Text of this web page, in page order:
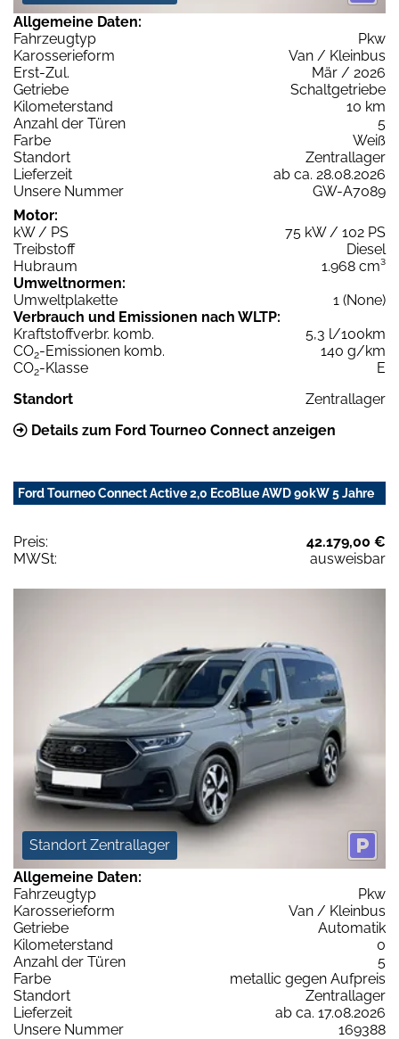
Allgemeine Daten:
Fahrzeugtyp
Pkw
Karosserieform
Van / Kleinbus
Erst-Zul.
Mär / 2026
Getriebe
Schaltgetriebe
Kilometerstand
10 km
Anzahl der Türen
5
Farbe
Weiß
Standort
Zentrallager
Lieferzeit
ab ca. 28.08.2026
Unsere Nummer
GW-A7089
Motor:
kW / PS
75 kW / 102 PS
Treibstoff
Diesel
Hubraum
1.968 cm³
Umweltnormen:
Umweltplakette
1 (None)
Verbrauch und Emissionen nach WLTP:
Kraftstoffverbr. komb.
5,3 l/100km
CO2-Emissionen komb.
140 g/km
CO2-Klasse
E
Standort
Zentrallager
Details zum Ford Tourneo Connect anzeigen
Ford Tourneo Connect Active 2,0 EcoBlue AWD 90kW 5 Jahre
Preis:
42.179,00 €
MWSt:
ausweisbar
Standort Zentrallager
Allgemeine Daten:
Fahrzeugtyp
Pkw
Karosserieform
Van / Kleinbus
Getriebe
Automatik
Kilometerstand
0
Anzahl der Türen
5
Farbe
metallic gegen Aufpreis
Standort
Zentrallager
Lieferzeit
ab ca. 17.08.2026
Unsere Nummer
169388